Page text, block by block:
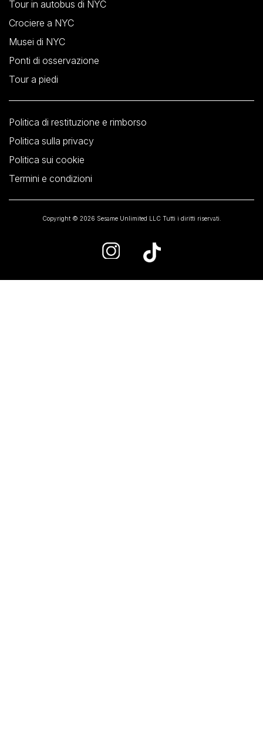
Tour in autobus di NYC
Crociere a NYC
Musei di NYC
Ponti di osservazione
Tour a piedi
Politica di restituzione e rimborso
Politica sulla privacy
Politica sui cookie
Termini e condizioni
Copyright © 2026 Sesame Unlimited LLC Tutti i diritti riservati.